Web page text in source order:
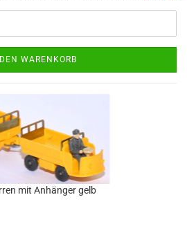
DEN WARENKORB
mit An­hän­ger gelb